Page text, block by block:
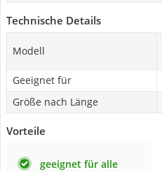
Technische Details
Modell
Geeignet für
Größe nach Länge
Vorteile
geeignet für alle